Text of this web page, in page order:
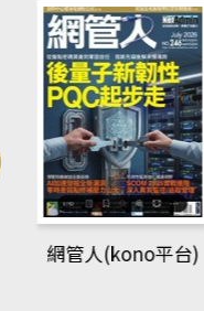
Developmetal cell